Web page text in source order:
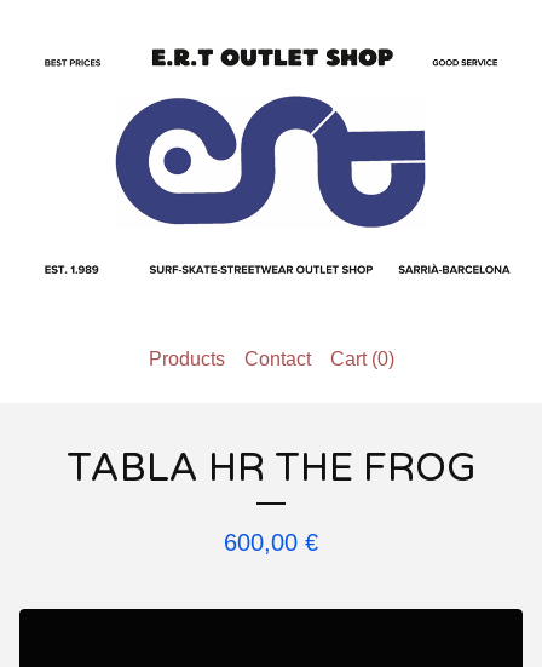
Products Contact Cart (0)
TABLA HR THE FROG
600,00 €